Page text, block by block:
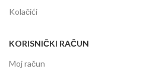
Kolačići
KORISNIČKI RAČUN
Moj račun